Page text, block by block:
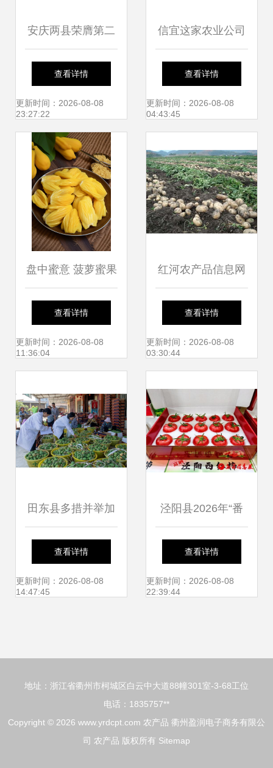
安庆两县荣膺第二
批安徽省农产品质
量安全县，现代农
业发展再上新台阶
查看详情
更新时间：2026-08-08
23:27:22
信宜这家农业公司
拿到4个商标证 农
产品打造品牌的八
查看详情
更新时间：2026-08-08
04:43:45
盘中蜜意 菠萝蜜果
肉的写生密码
查看详情
更新时间：2026-08-08
11:36:04
红河农产品信息网
连接乡村田野与城
市餐桌的绿色纽带
查看详情
更新时间：2026-08-08
03:30:44
田东县多措并举加
大农产品抽检力
度，全力守护群
查看详情
更新时间：2026-08-08
14:47:45
泾阳县2026年“番
茄领鲜 陕亮生
活”农产品产销对接
查看详情
更新时间：2026-08-08
22:39:44
地址：浙江省衢州市柯城区白云中大道88幢301室-3-68工位
电话：1835757**
Copyright © 2026 www.yrdcpt.com 农产品 衢州盈润电子商务有限公
司 农产品 版权所有 Sitemap